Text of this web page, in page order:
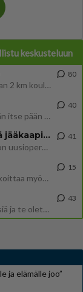
keskusteluun
Hesarissa päivitellään lapset joutuu nyt kulkemaan 2 km kouluun jösses. Ruostefillarilla tuo matka menee vaikka miten äk
80
Mutta mies vain tuijottaa, siinä vaiheessa käännän itse pään pois. Mikä juttu? Yleensä jos joku tuijottaa tai katsoo, hä
40
Uusioperheen aikuiset lapset tyhjentää jääkaapin käydessään
Miten selvittäisitte seuraavan ongelman, meillä on uusioperhe, minulla teini-ikäiset lapset ja puolisolla aikuiset, jotk
41
Lomat on monella lomailtu ja arki alkaa. Se voi tarkoittaa myös sitä, että grillailut on grillattu ja palataan arjen ruo
15
Miksi se että mies on seksuaalinen ja haluaa seksiä ja te olette hänen mielestänne haluttava on vastenmielistä? Mikä sii
43
ja elämälle joo”